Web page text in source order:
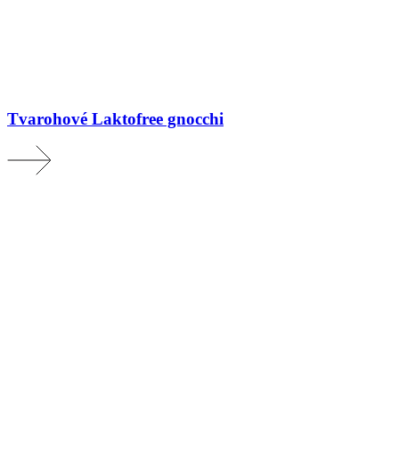
Tvarohové Laktofree gnocchi